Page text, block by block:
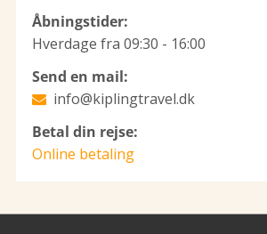
Åbningstider:
Hverdage fra 09:30 - 16:00
Send en mail:
info@kiplingtravel.dk
Betal din rejse:
Online betaling